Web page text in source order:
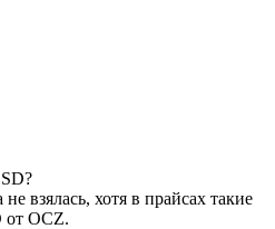
взялась, хотя в прайсах такие
OCZ.